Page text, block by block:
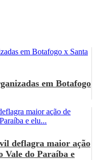
em Botafogo
deflagra maior ação
Vale do Paraíba e